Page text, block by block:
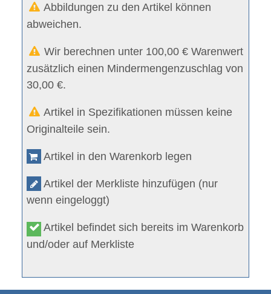
Abbildungen zu den Artikel können
abweichen.
Wir berechnen unter 100,00 € Warenwert
zusätzlich einen Mindermengenzuschlag von
30,00 €.
Artikel in Spezifikationen müssen keine
Originalteile sein.
Artikel in den Warenkorb legen
Artikel der Merkliste hinzufügen (nur
wenn eingeloggt)
Artikel befindet sich bereits im Warenkorb
und/oder auf Merkliste